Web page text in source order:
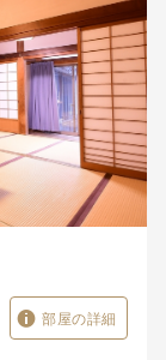
部屋の詳細